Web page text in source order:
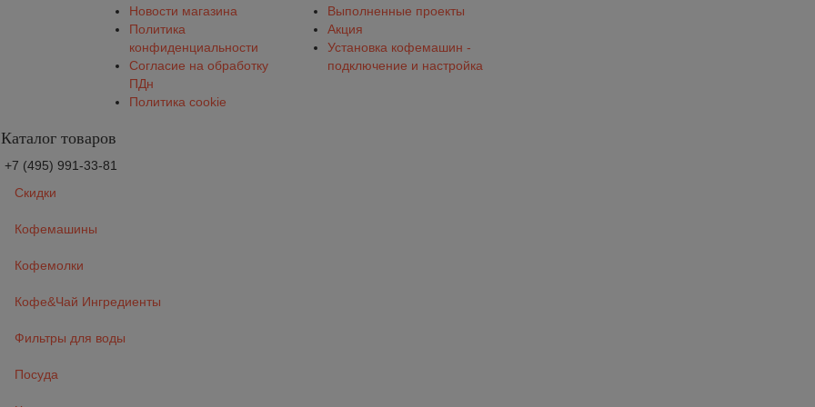
Новости магазина
Политика
конфиденциальности
Согласие на обработку
ПДн
Политика cookie
Выполненные проекты
Акция
Установка кофемашин -
подключение и настройка
Каталог товаров
+7 (495) 991-33-81
Скидки
Кофемашины
Кофемолки
Кофе&Чай Ингредиенты
Фильтры для воды
Посуда